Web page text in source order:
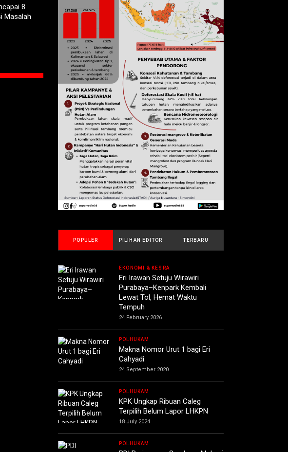
8
Masalah
POPULER PILIHAN EDITOR TERBARU
EKONOMI & KESRA
Eri Irawan Setuju Wirawiri
Purabaya–Kenpark Kembali
Lewat Tol, Hemat Waktu
Tempuh
24 February 2026
POLHUKAM
Makna Nomor Urut 1 bagi Eri
Cahyadi
24 September 2020
POLHUKAM
KPK Ungkap Ribuan Caleg
Terpilih Belum Lapor LHKPN
18 July 2024
POLHUKAM